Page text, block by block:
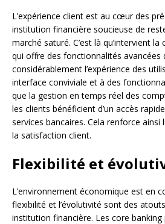
L’expérience client est au cœur des
institution financière soucieuse de
marché saturé. C’est là qu’intervient
qui offre des fonctionnalités avancées
considérablement l’expérience des
interface conviviale et à des
que la gestion en temps réel des
les clients bénéficient d’un accès
services bancaires. Cela renforce
la satisfaction client.
Flexibilité et
L’environnement économique est en
flexibilité et l’évolutivité sont des
institution financière. Les core